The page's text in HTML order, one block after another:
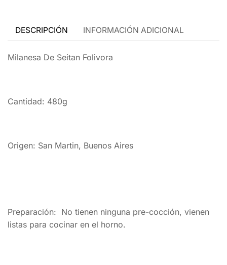
DESCRIPCIÓN INFORMACIÓN ADICIONAL
Milanesa De Seitan Folivora
Cantidad: 480g
Origen: San Martin, Buenos Aires
Preparación: No tienen ninguna pre-cocción, vienen
listas para cocinar en el horno.